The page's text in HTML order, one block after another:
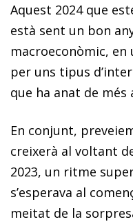
Aquest 2024 que
està sent un bon
macroeconòmic,
per uns tipus
que ha anat de més
En conjunt,
creixerà al voltant
2023, un ritme
s’esperava al
meitat de la